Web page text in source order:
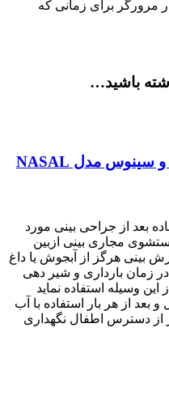
مرورگر برای زمانی که
باشید…
سینواش ست شستشوی بینی و سینوس مدل NASAL
بعد از جراحی بینی مورد
مجاری بینی ازبین
بینی هرگز از آبجوش یا داغ
در زمان بارداری و شیر دهی
این وسیله استفاده نماید
از هر بار استفاده با آب
دسترس اطفال نگهداری